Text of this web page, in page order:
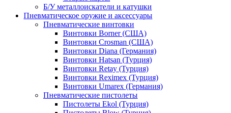
Б/У металлоискатели и катушки
Пневматическое оружие и аксессуары
Пневматические винтовки
Винтовки Borner (США)
Винтовки Crosman (США)
Винтовки Diana (Германия)
Винтовки Hatsan (Турция)
Винтовки Retay (Турция)
Винтовки Reximex (Турция)
Винтовки Umarex (Германия)
Пневматические пистолеты
Пистолеты Ekol (Турция)